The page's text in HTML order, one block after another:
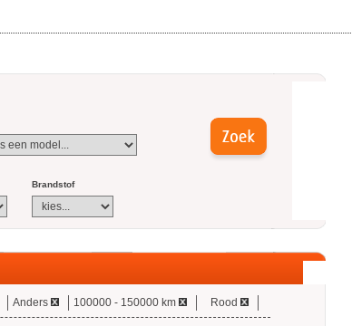
Brandstof
Anders 100000 - 150000 km Rood